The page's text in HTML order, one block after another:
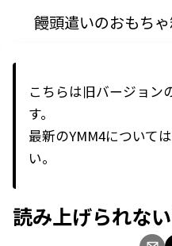
饅頭遣いのおもち
こちらは旧バージョン
す。
最新のYMM4については
い。
読み上げられな